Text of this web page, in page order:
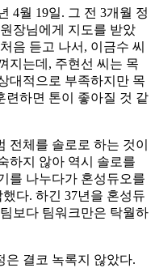
4월 19일. 그 전 3개월 정
장님에게 지도를 받았
음 듣고 나서, 이금수 씨
지는데, 주현선 씨는 목
대적으로 부족하지만 목
련하면 톤이 좋아질 것 같
전체를 솔로로 하는 것이
하지 않아 역시 솔로를
를 나누다가 혼성듀오를
다. 하긴 37년을 혼성듀
보다 팀워크만은 탁월하
은 결코 녹록지 않았다.